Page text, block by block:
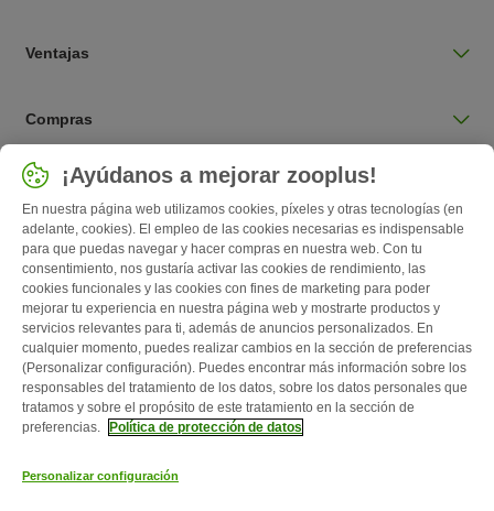
Ventajas
Compras
Seleccionar país
España / ES
Follow zooplus
Quiénes somos Empleo
¡Ayúdanos a mejorar zooplus!
En nuestra página web utilizamos cookies, píxeles y otras tecnologías (en
adelante, cookies). El empleo de las cookies necesarias es indispensable
para que puedas navegar y hacer compras en nuestra web. Con tu
consentimiento, nos gustaría activar las cookies de rendimiento, las
cookies funcionales y las cookies con fines de marketing para poder
mejorar tu experiencia en nuestra página web y mostrarte productos y
servicios relevantes para ti, además de anuncios personalizados. En
cualquier momento, puedes realizar cambios en la sección de preferencias
(Personalizar configuración). Puedes encontrar más información sobre los
responsables del tratamiento de los datos, sobre los datos personales que
tratamos y sobre el propósito de este tratamiento en la sección de
preferencias.
Política de protección de datos
Personalizar configuración